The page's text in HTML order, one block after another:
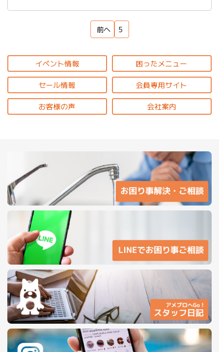
前へ 5
イベント情報 困ったメニュー
セール情報 会員専用サイト
お客様の声 会社案内